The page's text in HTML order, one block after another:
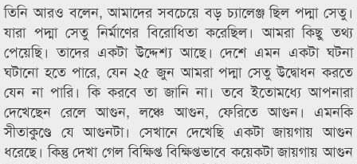
তিনি আরও বলেন, আমাদের সবচেয়ে বড় চ্যালেঞ্জ ছিল পদ্মা সেতু।
যারা পদ্মা সেতু নির্মাণের বিরোধিতা করেছিল। আমরা কিছু তথ্য
পেয়েছি। তাদের একটা উদ্দেশ্য আছে। দেশে এমন একটা ঘটনা
ঘটানো হতে পারে, যেন ২৫ জুন আমরা পদ্মা সেতু উদ্বোধন করতে
যেন না পারি। কি করবে তা জানি না। তবে ইতোমধ্যে আপনারা
দেখেছেন রেলে আগুন, লঞ্চে আগুন, ফেরিতে আগুন। এমনকি
সীতাকুণ্ডে যে আগুনটা। সেখানে দেখেছি একটা জায়গায় আগুন
ধরেছে। কিন্তু দেখা গেল বিক্ষিপ্ত বিক্ষিপ্তভাবে কয়েকটা জায়গায় আগুন